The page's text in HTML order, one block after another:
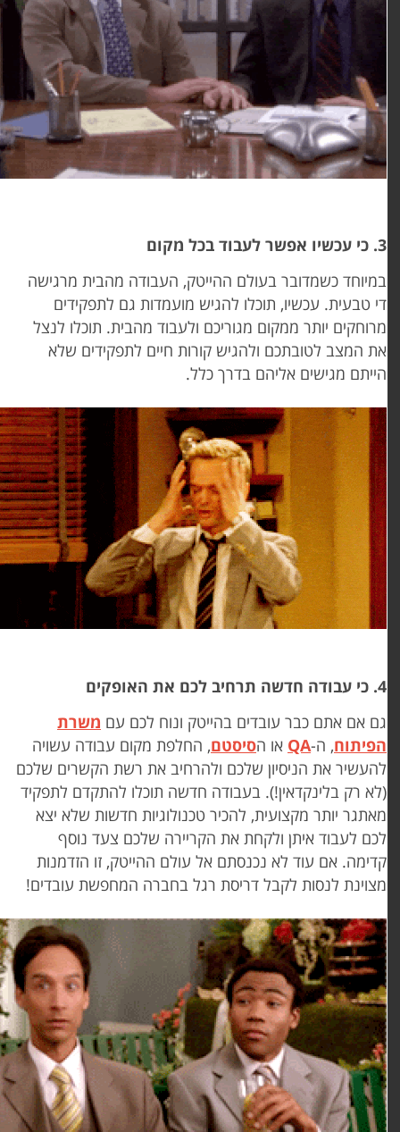
כשמדובר בעולם ההייטק, העבודה מהבית מרגישה
טבעית. עכשיו, תוכלו להגיש מועמדות גם לתפקידים
יותר ממקום מגוריכם ולעבוד מהבית. תוכלו לנצל
המצב לטובתכם ולהגיש קורות חיים לתפקידים שלא
מגישים אליהם בדרך כלל.
אם אתם כבר עובדים בהייטק ונוח לכם עםמשרת
,ה- QAאו ה סיסטם, החלפת מקום עבודה עשויה
את הניסיון שלכם ולהרחיב את רשת הקשרים שלכם
רק בלינקדאין!). בעבודה חדשה תוכלו להתקדם לתפקיד
יותר מקצועית, להכיר טכנולוגיות חדשות שלא יצא
לעבוד איתן ולקחת את הקריירה שלכם צעד נוסף
אם עוד לא נכנסתם אל עולם ההייטק, זו הזדמנות
לנסות לקבל דריסת רגל בחברה המחפשת עובדים!